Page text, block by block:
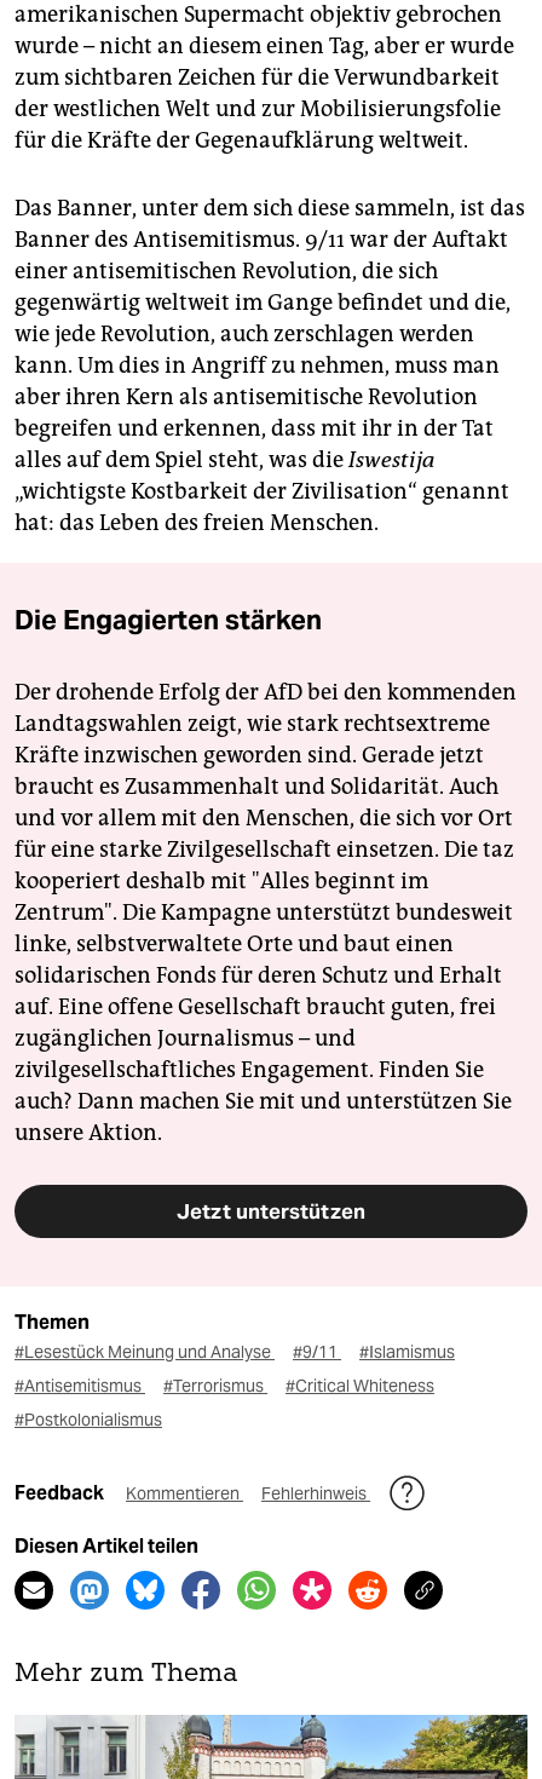
amerikanischen Supermacht objektiv gebrochen
wurde – nicht an diesem einen Tag, aber er wurde
zum sichtbaren Zeichen für die Verwundbarkeit
der westlichen Welt und zur Mobilisierungsfolie
für die Kräfte der Gegenaufklärung weltweit.
Das Banner, unter dem sich diese sammeln, ist das
Banner des Antisemitismus. 9/11 war der Auftakt
einer antisemitischen Revolution, die sich
gegenwärtig weltweit im Gange befindet und die,
wie jede Revolution, auch zerschlagen werden
kann. Um dies in Angriff zu nehmen, muss man
aber ihren Kern als antisemitische Revolution
begreifen und erkennen, dass mit ihr in der Tat
alles auf dem Spiel steht, was dieIswestija
„wichtigste Kostbarkeit der Zivilisation“ genannt
hat: das Leben des freien Menschen.
Die Engagierten stärken
Der drohende Erfolg der AfD bei den kommenden
Landtagswahlen zeigt, wie stark rechtsextreme
Kräfte inzwischen geworden sind. Gerade jetzt
braucht es Zusammenhalt und Solidarität. Auch
und vor allem mit den Menschen, die sich vor Ort
für eine starke Zivilgesellschaft einsetzen. Die taz
kooperiert deshalb mit "Alles beginnt im
Zentrum". Die Kampagne unterstützt bundesweit
linke, selbstverwaltete Orte und baut einen
solidarischen Fonds für deren Schutz und Erhalt
auf. Eine offene Gesellschaft braucht guten, frei
zugänglichen Journalismus – und
zivilgesellschaftliches Engagement. Finden Sie
auch? Dann machen Sie mit und unterstützen Sie
unsere Aktion.
Jetzt unterstützen
Themen
#Lesestück Meinung und Analyse #9/11
#Islamismus
#Antisemitismus
#Terrorismus
#Critical Whiteness
#Postkolonialismus
Feedback Kommentieren Fehlerhinweis
Diesen Artikel teilen
Mehr zum Thema